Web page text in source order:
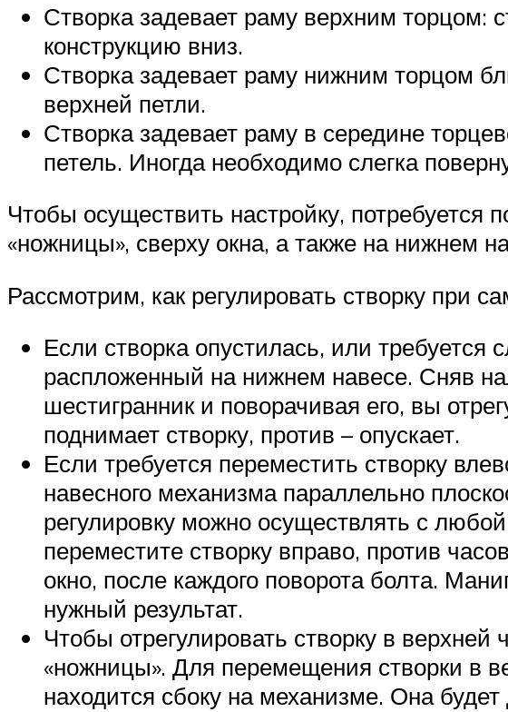
Створка задевает раму верхним торцом:
конструкцию вниз.
Створка задевает раму нижним торцом
верхней петли.
Створка задевает раму в середине
петель. Иногда необходимо слегка
Чтобы осуществить настройку,
«ножницы», сверху окна, а также на нижнем
Рассмотрим, как регулировать створку при
Если створка опустилась, или требуется
распложенный на нижнем навесе. Сняв
шестигранник и поворачивая его, вы
поднимает створку, против – опускает.
Если требуется переместить створку
навесного механизма параллельно
регулировку можно осуществлять с
переместите створку вправо, против
окно, после каждого поворота болта.
нужный результат.
Чтобы отрегулировать створку в
«ножницы». Для перемещения створки в
находится сбоку на механизме. Она